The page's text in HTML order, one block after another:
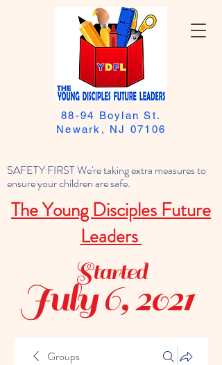
SAFETY FIRST We're taking extra measures to
ensure your children are safe.
The Young Disciples Future
Leaders
88-94 Boylan St.
Newark, NJ 07106
July 6, 2021
Started
Groups